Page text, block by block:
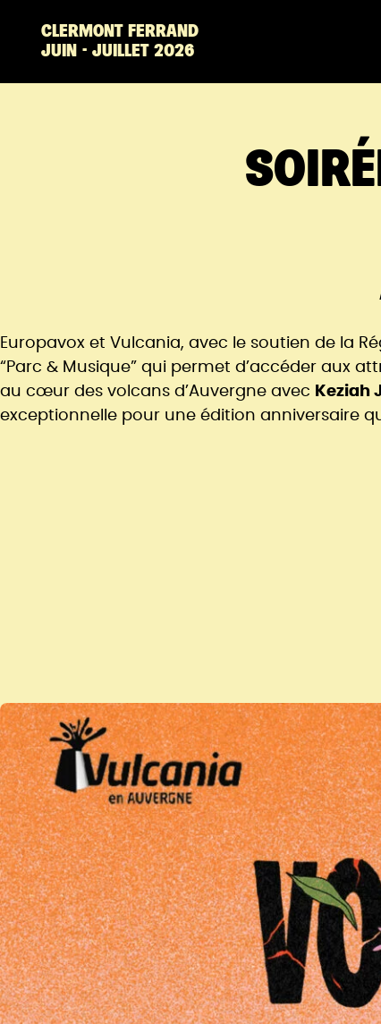
CLERMONT FERRAND
JUIN - JUILLET 2026
Europavox et Vulcania, avec le soutien de la
“Parc & Musique” qui permet d’accéder aux
au cœur des volcans d’Auvergne avec Keziah
exceptionnelle pour une édition anniversaire